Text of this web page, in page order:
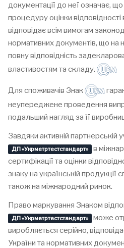
документації до неї означає,
процедуру оцінки відповідності
відповідає всім вимогам
нормативних документів, що на
повну відповідність
властивостям та складу.
Для споживачів Знак
неупереджене проведення
подальший нагляд за її
Завдяки активній партнерській
ДП «Укрметртестстандарт» в
сертифікації та оцінки
знаку на українській продукції
також на міжнародний ринок.
Право маркування Знаком
ДП «Укрметртестстандарт» може
виробляється серійно,
України та нормативних